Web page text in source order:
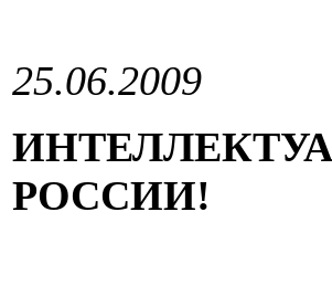
25.06.2009
РОССИИ!